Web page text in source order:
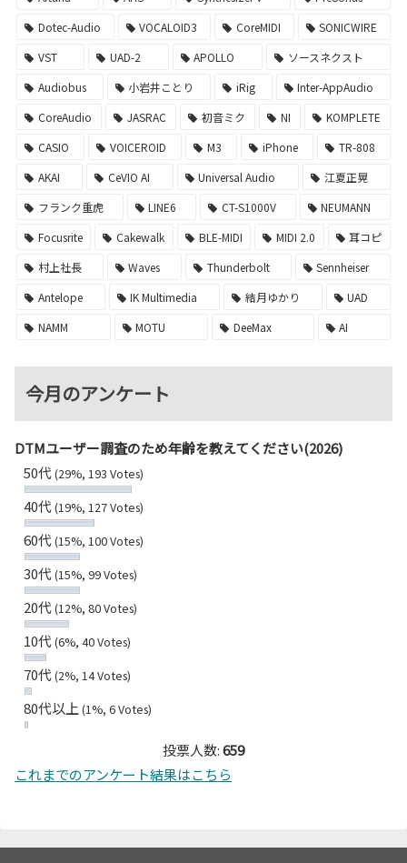
Dotec-Audio
VOCALOID3 CoreMIDI
SONICWIRE
VST
UAD-2 APOLLO
ソースネクスト
Audiobus
小岩井ことり iRig
Inter-AppAudio
CoreAudio
JASRAC 初音ミク NI
KOMPLETE
CASIO
VOICEROID M3 iPhone
TR-808
AKAI
CeVIO AI Universal Audio
江夏正晃
フランク重虎
LINE6 CT-S1000V
NEUMANN
Focusrite
Cakewalk BLE-MIDI MIDI 2.0
耳コピ
村上社長
Waves Thunderbolt
Sennheiser
Antelope
IK Multimedia 結月ゆかり
UAD
NAMM
MOTU DeeMax AI
今月のアンケート
DTMユーザー調査のため年齢を教えてください(2026)
50代(29%, 193 Votes)
40代(19%, 127 Votes)
60代(15%, 100 Votes)
30代(15%, 99 Votes)
20代(12%, 80 Votes)
10代(6%, 40 Votes)
70代(2%, 14 Votes)
80代以上 (1%, 6 Votes)
投票人数:659
これまでのアンケート結果はこちら